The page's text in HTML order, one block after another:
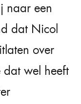
naar een
dat Nicol
over
wel heeft